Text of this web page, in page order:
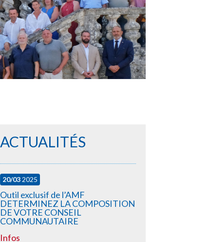
ACTUALITÉS
20/032025
Outil exclusif de l’AMF
DETERMINEZ LA COMPOSITION
DE VOTRE CONSEIL
COMMUNAUTAIRE
Infos